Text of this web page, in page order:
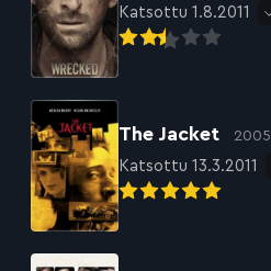
Katsottu 1.8.2011
The Jacket 2005
Katsottu 13.3.2011